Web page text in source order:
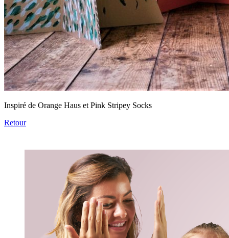
Inspiré de Orange Haus et Pink Stripey Socks
Retour